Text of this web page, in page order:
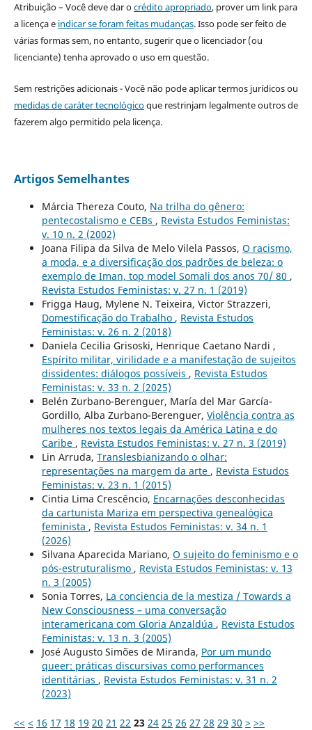
Atribuição – Você deve dar ocrédito apropriado, prover um link para
a licença e indicar se foram feitas mudanças. Isso pode ser feito de
várias formas sem, no entanto, sugerir que o licenciador (ou
licenciante) tenha aprovado o uso em questão.
Sem restrições adicionais - Você não pode aplicar termos jurídicos ou
medidas de caráter tecnológicoque restrinjam legalmente outros de
fazerem algo permitido pela licença.
Artigos Semelhantes
Márcia Thereza Couto, Na trilha do gênero:
pentecostalismo e CEBs , Revista Estudos Feministas:
v. 10 n. 2 (2002)
Joana Filipa da Silva de Melo Vilela Passos, O racismo,
a moda, e a diversificação dos padrões de beleza: o
exemplo de Iman, top model Somali dos anos 70/ 80 ,
Revista Estudos Feministas: v. 27 n. 1 (2019)
Frigga Haug, Mylene N. Teixeira, Victor Strazzeri,
Domestificação do Trabalho , Revista Estudos
Feministas: v. 26 n. 2 (2018)
Daniela Cecilia Grisoski, Henrique Caetano Nardi ,
Espírito militar, virilidade e a manifestação de sujeitos
dissidentes: diálogos possíveis , Revista Estudos
Feministas: v. 33 n. 2 (2025)
Belén Zurbano-Berenguer, María del Mar García-
Gordillo, Alba Zurbano-Berenguer, Violência contra as
mulheres nos textos legais da América Latina e do
Caribe , Revista Estudos Feministas: v. 27 n. 3 (2019)
Lin Arruda, Translesbianizando o olhar:
representações na margem da arte , Revista Estudos
Feministas: v. 23 n. 1 (2015)
Cintia Lima Crescêncio, Encarnações desconhecidas
da cartunista Mariza em perspectiva genealógica
feminista , Revista Estudos Feministas: v. 34 n. 1
(2026)
Silvana Aparecida Mariano, O sujeito do feminismo e o
pós-estruturalismo , Revista Estudos Feministas: v. 13
n. 3 (2005)
Sonia Torres, La conciencia de la mestiza / Towards a
New Consciousness – uma conversação
interamericana com Gloria Anzaldúa , Revista Estudos
Feministas: v. 13 n. 3 (2005)
José Augusto Simões de Miranda, Por um mundo
queer: práticas discursivas como performances
identitárias , Revista Estudos Feministas: v. 31 n. 2
(2023)
<< < 16 17 18 19 20 21 22 23 24 25 26 27 28 29 30 > >>